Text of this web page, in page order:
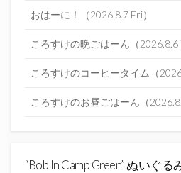
おはーに！（2026.8.7 Fri）
ころすけの晩ごはーん（2026.8.6
ころすけのコーヒータイム（
ころすけのお昼ごはーん（
“Bob In Camp Green” ぬいぐる